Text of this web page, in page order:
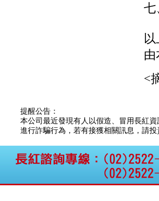
七
由
<
提醒公告：
本公司最近發現有人以假造、冒用長紅
進行詐騙行為，若有接獲相關訊息，請